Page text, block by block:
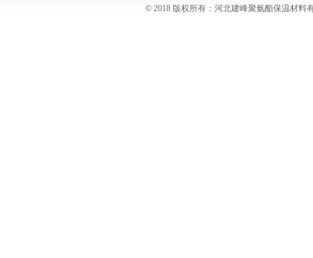
© 2018 版权所有：河北建峰聚氨酯保温材